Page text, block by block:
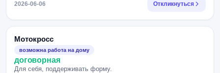
2026-06-06 Откликнуться
Мотокросс
возможна работа на дому
договорная
Для себя, поддерживать форму.